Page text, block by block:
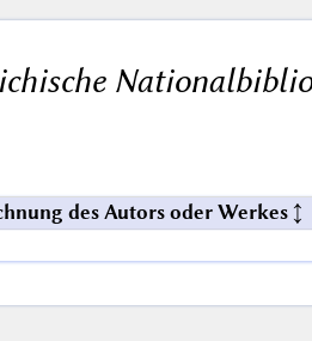
des Autors oder Werkes